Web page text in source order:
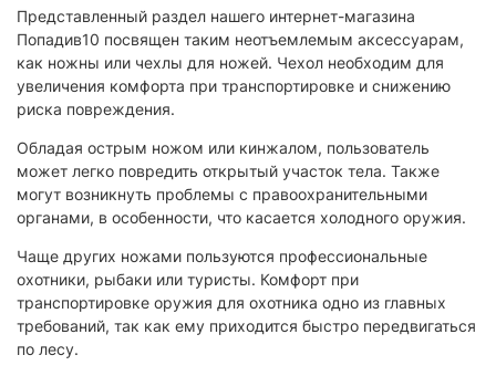
Представленный раздел нашего интернет-магазина
Попадив10 посвящен таким неотъемлемым аксессуарам,
как ножны или чехлы для ножей. Чехол необходим для
увеличения комфорта при транспортировке и снижению
риска повреждения.
Обладая острым ножом или кинжалом, пользователь
может легко повредить открытый участок тела. Также
могут возникнуть проблемы с правоохранительными
органами, в особенности, что касается холодного оружия.
Чаще других ножами пользуются профессиональные
охотники, рыбаки или туристы. Комфорт при
транспортировке оружия для охотника одно из главных
требований, так как ему приходится быстро передвигаться
по лесу.